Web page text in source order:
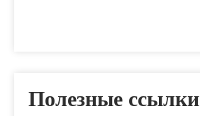
Полезные ссылки